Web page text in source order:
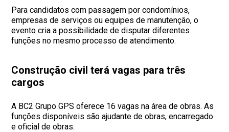
Para candidatos com passagem por condomínios,
empresas de serviços ou equipes de manutenção, o
evento cria a possibilidade de disputar diferentes
funções no mesmo processo de atendimento.
Construção civil terá vagas para três
cargos
A BC2 Grupo GPS oferece 16 vagas na área de obras. As
funções disponíveis são ajudante de obras, encarregado
e oficial de obras.